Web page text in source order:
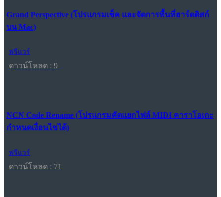
Grand Perspective (โปรแกรมเช็ค และจัดการพื้นที่ฮาร์ดดิสก์
บน Mac)
ฟรีแวร์
ดาวน์โหลด : 9
NCN Code Rename (โปรแกรมคัดแยกไฟล์ MIDI คาราโอเกะ
กำหนดเงื่อนไขได้)
ฟรีแวร์
ดาวน์โหลด : 71